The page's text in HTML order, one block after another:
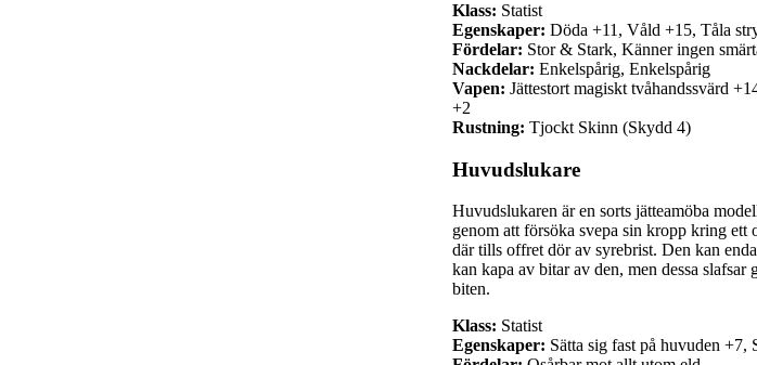
Klass: Statist
Egenskaper: Döda +11, Våld +15, Tåla
Fördelar: Stor & Stark, Känner ingen
Nackdelar: Enkelspårig, Enkelspårig
Vapen: Jättestort magiskt tvåhandssvärd
+2
Rustning: Tjockt Skinn (Skydd 4)
Huvudslukare
Huvudslukaren är en sorts jätteamöba
genom att försöka svepa sin kropp kring ett
där tills offret dör av syrebrist. Den kan
kan kapa av bitar av den, men dessa slafsar
biten.
Klass: Statist
Egenskaper: Sätta sig fast på huvuden +7,